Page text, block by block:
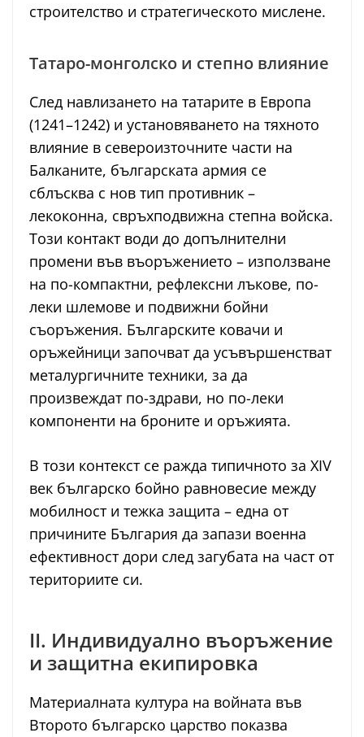
строителство и стратегическото мислене.
Татаро-монголско и степно влияние
След навлизането на татарите в Европа
(1241–1242) и установяването на тяхното
влияние в североизточните части на
Балканите, българската армия се
сблъсква с нов тип противник –
лекоконна, свръхподвижна степна войска.
Този контакт води до допълнителни
промени във въоръжението – използване
на по-компактни, рефлексни лъкове, по-
леки шлемове и подвижни бойни
съоръжения. Българските ковачи и
оръжейници започват да усъвършенстват
металургичните техники, за да
произвеждат по-здрави, но по-леки
компоненти на броните и оръжията.
В този контекст се ражда типичното за XIV
век българско бойно равновесие между
мобилност и тежка защита – една от
причините България да запази военна
ефективност дори след загубата на част от
териториите си.
II. Индивидуално въоръжение
и защитна екипировка
Материалната култура на войната във
Второто българско царство показва